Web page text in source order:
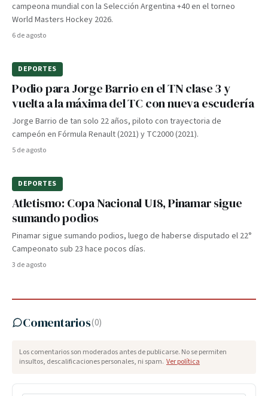
campeona mundial con la Selección Argentina +40 en el torneo
World Masters Hockey 2026.
6 de agosto
DEPORTES
Podio para Jorge Barrio en el TN clase 3 y
vuelta a la máxima del TC con nueva escudería
Jorge Barrio de tan solo 22 años, piloto con trayectoria de
campeón en Fórmula Renault (2021) y TC2000 (2021).
5 de agosto
DEPORTES
Atletismo: Copa Nacional U18, Pinamar sigue
sumando podios
Pinamar sigue sumando podios, luego de haberse disputado el 22°
Campeonato sub 23 hace pocos días.
3 de agosto
Comentarios(0)
Los comentarios son moderados antes de publicarse. No se permiten
insultos, descalificaciones personales, ni spam. Ver política